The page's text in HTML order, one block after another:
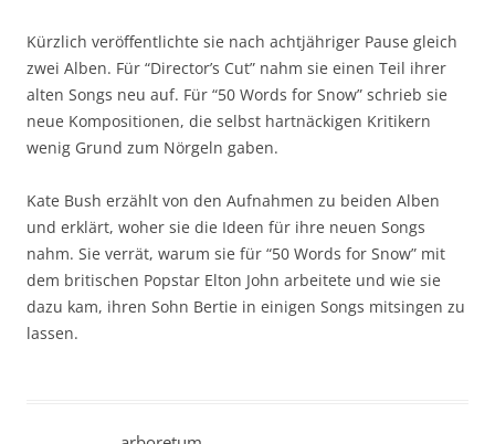
Kürzlich veröffentlichte sie nach achtjähriger Pause gleich
zwei Alben. Für “Director’s Cut” nahm sie einen Teil ihrer
alten Songs neu auf. Für “50 Words for Snow” schrieb sie
neue Kompositionen, die selbst hartnäckigen Kritikern
wenig Grund zum Nörgeln gaben.
Kate Bush erzählt von den Aufnahmen zu beiden Alben
und erklärt, woher sie die Ideen für ihre neuen Songs
nahm. Sie verrät, warum sie für “50 Words for Snow” mit
dem britischen Popstar Elton John arbeitete und wie sie
dazu kam, ihren Sohn Bertie in einigen Songs mitsingen zu
lassen.